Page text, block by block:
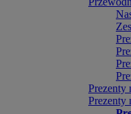
Prezenty
Prezenty